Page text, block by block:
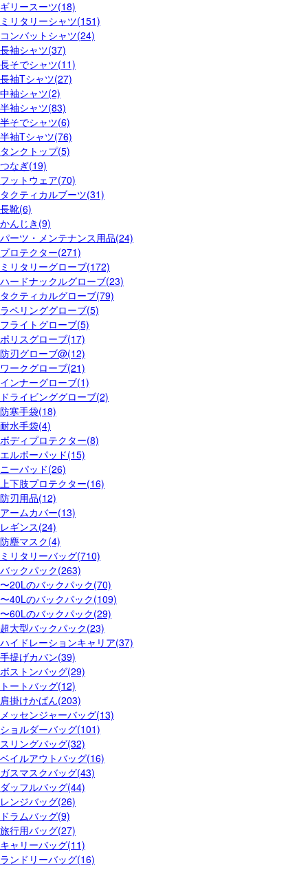
ギリースーツ(18)
ミリタリーシャツ(151)
コンバットシャツ(24)
長袖シャツ(37)
長そでシャツ(11)
長袖Tシャツ(27)
中袖シャツ(2)
半袖シャツ(83)
半そでシャツ(6)
半袖Tシャツ(76)
タンクトップ(5)
つなぎ(19)
フットウェア(70)
タクティカルブーツ(31)
長靴(6)
かんじき(9)
パーツ・メンテナンス用品(24)
プロテクター(271)
ミリタリーグローブ(172)
ハードナックルグローブ(23)
タクティカルグローブ(79)
ラペリンググローブ(5)
フライトグローブ(5)
ポリスグローブ(17)
防刃グローブ@(12)
ワークグローブ(21)
インナーグローブ(1)
ドライビンググローブ(2)
防寒手袋(18)
耐水手袋(4)
ボディプロテクター(8)
エルボーパッド(15)
ニーパッド(26)
上下肢プロテクター(16)
防刃用品(12)
アームカバー(13)
レギンス(24)
防塵マスク(4)
ミリタリーバッグ(710)
バックパック(263)
〜20Lのバックパック(70)
〜40Lのバックパック(109)
〜60Lのバックパック(29)
超大型バックパック(23)
ハイドレーションキャリア(37)
手提げカバン(39)
ボストンバッグ(29)
トートバッグ(12)
肩掛けかばん(203)
メッセンジャーバッグ(13)
ショルダーバッグ(101)
スリングバッグ(32)
ベイルアウトバッグ(16)
ガスマスクバッグ(43)
ダッフルバッグ(44)
レンジバッグ(26)
ドラムバッグ(9)
旅行用バッグ(27)
キャリーバッグ(11)
ランドリーバッグ(16)